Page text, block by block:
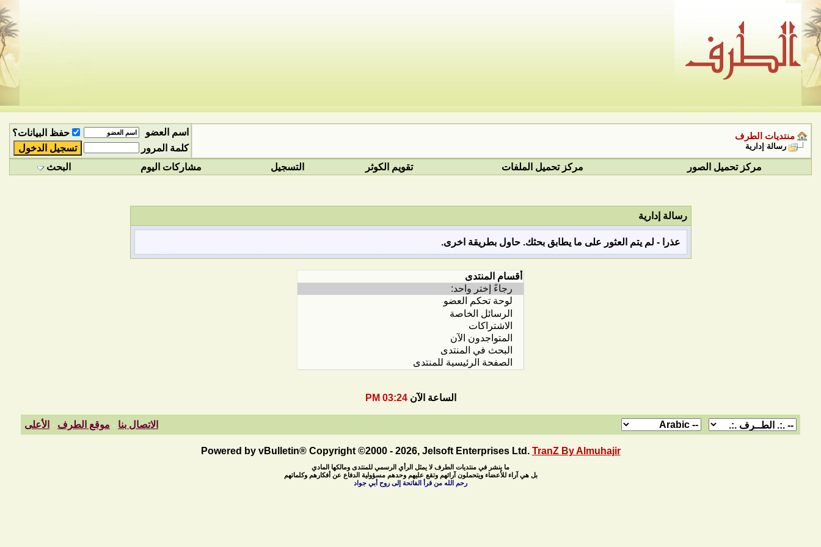
منتديات الطرف
رسالة إدارية
اسم العضو
حفظ البيانات؟
كلمة المرور
مركز تحميل الصور
مركز تحميل الملفات تقويم الكوثر التسجيل مشاركات اليوم البحث
رسالة إدارية
عذرا - لم يتم العثور على ما يطابق بحثك. حاول بطريقة اخرى.
الساعة الآن03:24 PM
الاتصال بنا - موقع الطرف - الأعلى
Powered by vBulletin® Copyright ©2000 - 2026, Jelsoft Enterprises Ltd. TranZ By Almuhajir
ما ينشر في منتديات الطرف لا يمثل الرأي الرسمي للمنتدى ومالكها المادي
بل هي آراء للأعضاء ويتحملون آرائهم وتقع عليهم وحدهم مسؤولية الدفاع عن أفكارهم وكلماتهم
رحم الله من قرأ الفاتحة إلى روح أبي جواد